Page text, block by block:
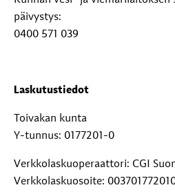
päivystys:
0400 571 039
Laskutustiedot
Toivakan kunta
Y-tunnus: 0177201-0
Verkkolaskuoperaattori: CGI
Verkkolaskuosoite: